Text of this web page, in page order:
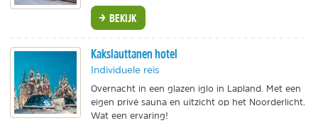
BEKIJK
Kakslauttanen hotel
Individuele reis
Overnacht in een glazen iglo in Lapland. Met een
eigen privé sauna en uitzicht op het Noorderlicht.
Wat een ervaring!